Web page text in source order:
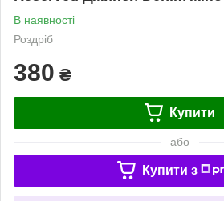
В наявності
Роздріб
380 ₴
Купити
або
Купити з